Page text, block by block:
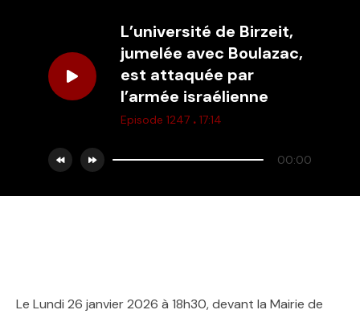
L’université de Birzeit,
jumelée avec Boulazac,
est attaquée par
l’armée israélienne
Episode 1247 . 17:14
00:00
Le Lundi 26 janvier 2026 à 18h30, devant la Mairie de